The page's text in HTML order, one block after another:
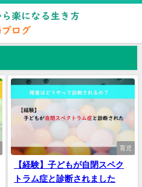
育児
【経験】子どもが自閉スペク
トラム症と診断されました